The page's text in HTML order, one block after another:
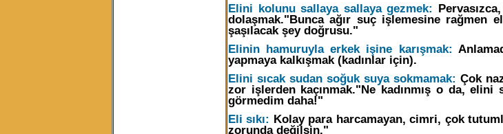
Elini kolunu sallaya sallaya gezmek:
dolaşmak."Bunca ağır suç işlemesine rağmen
şaşılacak şey doğrusu."
Elinin hamuruyla erkek işine karışmak:
yapmaya kalkışmak (kadınlar için).
Elini sıcak sudan soğuk suya sokmamak: Çok
zor işlerden kaçınmak."Ne kadınmış o da,
görmedim daha!"
Eli sıkı: Kolay para harcamayan, cimri, çok
zorunda değilsin."